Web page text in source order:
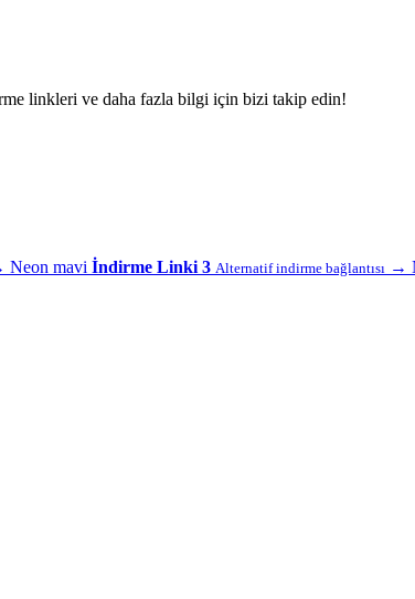
linkleri ve daha fazla bilgi için bizi takip edin!
Neon mavi İndirme Linki 3 Alternatif indirme bağlantısı →